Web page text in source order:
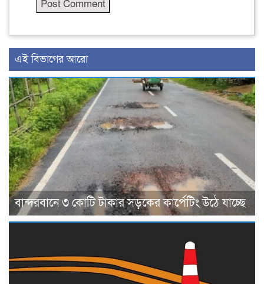
এই বিভাগের আরো
বান্দরবানে ৩ কোটি টাকার সড়কের কার্পেটিং উঠে যাচ্ছে